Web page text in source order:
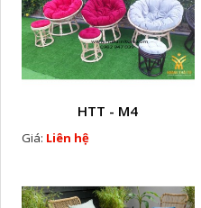
HTT - M4
Giá: Liên hệ